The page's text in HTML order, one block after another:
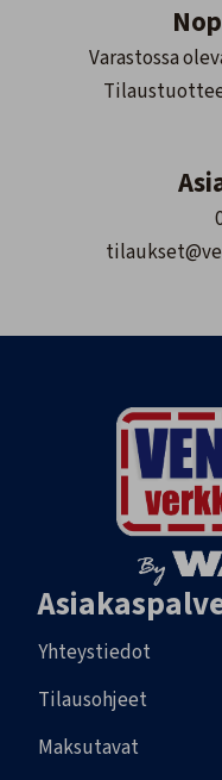
Varastossa
Yhteystiedot
Tilausohjeet
Maksutavat